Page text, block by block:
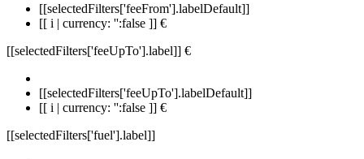
[[selectedFilters['feeFrom'].labelDefault]]
[[ i | currency: '':false ]] €
[[selectedFilters['feeUpTo'].label]] €
[[selectedFilters['feeUpTo'].labelDefault]]
[[ i | currency: '':false ]] €
[[selectedFilters['fuel'].label]]